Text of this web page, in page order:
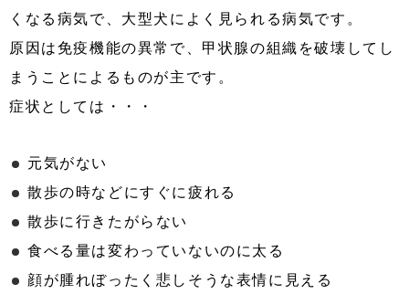
くなる病気で、大型犬によく見られる病気です。
原因は免疫機能の異常で、甲状腺の組織を破壊してし
まうことによるものが主です。
症状としては・・・
元気がない
散歩の時などにすぐに疲れる
散歩に行きたがらない
食べる量は変わっていないのに太る
顔が腫れぼったく悲しそうな表情に見える